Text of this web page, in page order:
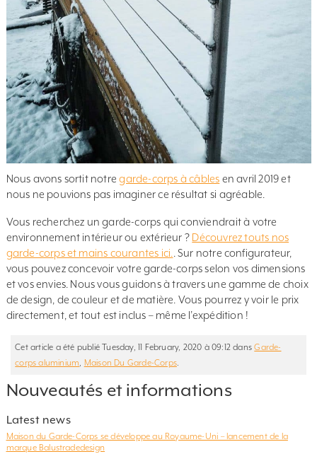
Nous avons sortit notregarde-corps à câbles en avril 2019 et
nous ne pouvions pas imaginer ce résultat si agréable.
Vous recherchez un garde-corps qui conviendrait à votre
environnement intérieur ou extérieur ? Découvrez touts nos
garde-corps et mains courantes ici.
. Sur notre configurateur,
vous pouvez concevoir votre garde-corps selon vos dimensions
et vos envies. Nous vous guidons à travers une gamme de choix
de design, de couleur et de matière. Vous pourrez y voir le prix
directement, et tout est inclus – même l’expédition !
Cet article a été publié Tuesday, 11 February, 2020 à 09:12 dansGarde-
corps aluminium, Maison Du Garde-Corps.
Nouveautés et informations
Latest news
Maison du Garde-Corps se développe au Royaume-Uni – lancement de la
marque Balustradedesign